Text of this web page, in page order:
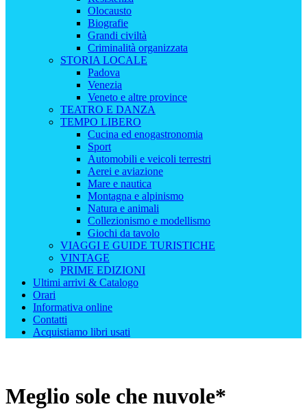
Olocausto
Biografie
Grandi civiltà
Criminalità organizzata
STORIA LOCALE
Padova
Venezia
Veneto e altre province
TEATRO E DANZA
TEMPO LIBERO
Cucina ed enogastronomia
Sport
Automobili e veicoli terrestri
Aerei e aviazione
Mare e nautica
Montagna e alpinismo
Natura e animali
Collezionismo e modellismo
Giochi da tavolo
VIAGGI E GUIDE TURISTICHE
VINTAGE
PRIME EDIZIONI
Ultimi arrivi & Catalogo
Orari
Informativa online
Contatti
Acquistiamo libri usati
Meglio sole che nuvole*